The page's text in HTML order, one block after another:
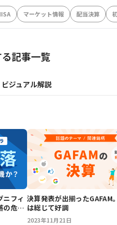
マーケット情報 配当決算
記事一覧
ビジュアル解説
ニフィ
の危機
決算発表が出揃ったGAFAM
は総じて好調
2023年11月21日